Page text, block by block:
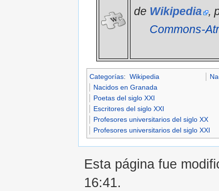
de Wikipedia ,
Commons-
Categorías: Wikipedia
Nacidos en Granada
Poetas del siglo XXI
Escritores del siglo XXI
Profesores universitarios del siglo XX
Profesores universitarios del siglo XXI
Esta página fue
16:41.